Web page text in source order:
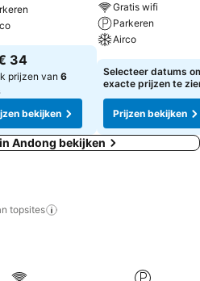
34
prijzen van 6
bekijken
Gratis wifi
Parkeren
Airco
Selecteer datums
exacte prijzen te
Prijzen bekijken
Andong bekijken
topsites